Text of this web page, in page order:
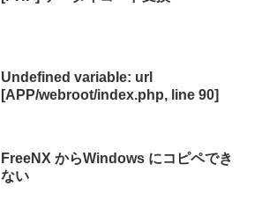
Undefined variable: url
[APP/webroot/index.php, line 90]
FreeNX からWindows にコピペでき
ない